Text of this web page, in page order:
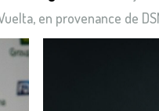
en provenance de